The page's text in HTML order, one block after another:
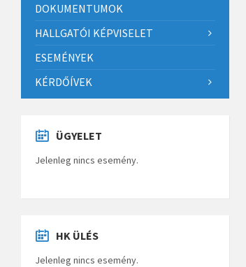
DOKUMENTUMOK
HALLGATÓI KÉPVISELET
ESEMÉNYEK
KÉRDŐÍVEK
ÜGYELET
Jelenleg nincs esemény.
HK ÜLÉS
Jelenleg nincs esemény.